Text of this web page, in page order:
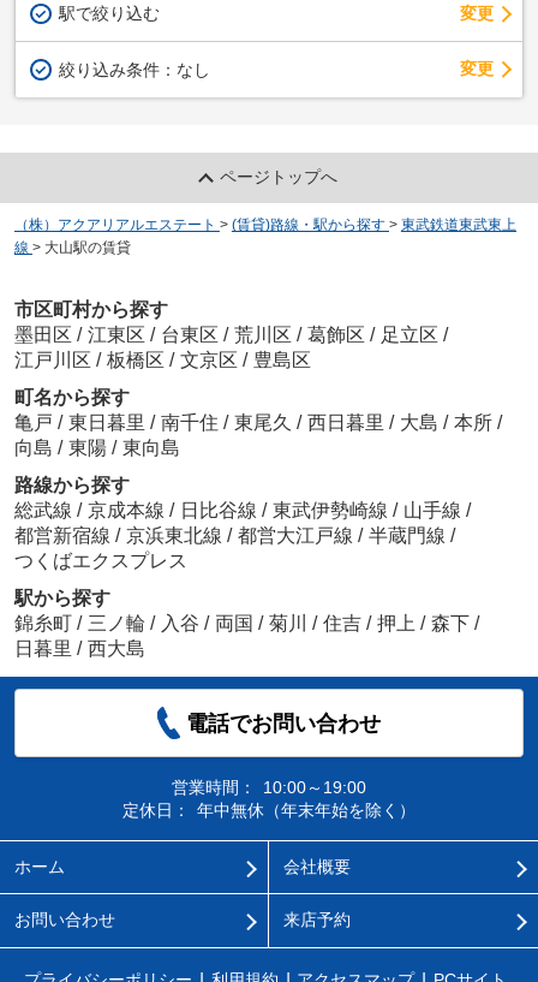
駅で絞り込む 変更
絞り込み条件： なし 変更
ページトップへ
（株）アクアリアルエステート > (賃貸)路線・駅から探す > 東武鉄道東武東上
線 > 大山駅の賃貸
市区町村から探す
墨田区 / 江東区 / 台東区 / 荒川区 / 葛飾区 / 足立区 /
江戸川区 / 板橋区 / 文京区 / 豊島区
町名から探す
亀戸 / 東日暮里 / 南千住 / 東尾久 / 西日暮里 / 大島 / 本所 /
向島 / 東陽 / 東向島
路線から探す
総武線 / 京成本線 / 日比谷線 / 東武伊勢崎線 / 山手線 /
都営新宿線 / 京浜東北線 / 都営大江戸線 / 半蔵門線 /
つくばエクスプレス
駅から探す
錦糸町 / 三ノ輪 / 入谷 / 両国 / 菊川 / 住吉 / 押上 / 森下 /
日暮里 / 西大島
電話でお問い合わせ
営業時間：
10:00～19:00
定休日：
年中無休（年末年始を除く）
ホーム 会社概要
お問い合わせ 来店予約